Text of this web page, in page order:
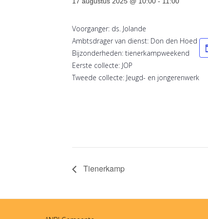
Voorganger: ds. Jolande
Ambtsdrager van dienst: Don den Hoed
Bijzonderheden: tienerkampweekend
Eerste collecte: JOP
Tweede collecte: Jeugd- en jongerenwerk
Tienerkamp